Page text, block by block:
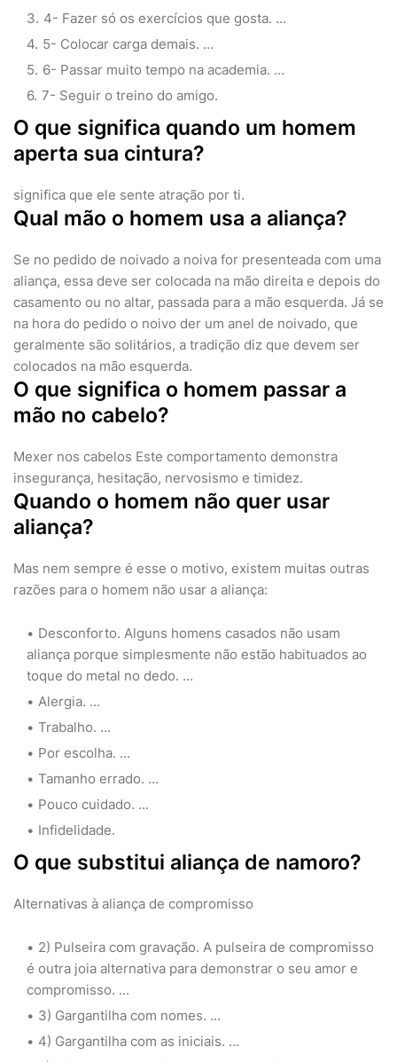
4- Fazer só os exercícios que gosta. ...
5- Colocar carga demais. ...
6- Passar muito tempo na academia. ...
7- Seguir o treino do amigo.
O que significa quando um homem
aperta sua cintura?
significa que ele sente atração por ti.
Qual mão o homem usa a aliança?
Se no pedido de noivado a noiva for presenteada com uma
aliança, essa deve ser colocada na mão direita e depois do
casamento ou no altar, passada para a mão esquerda. Já se
na hora do pedido o noivo der um anel de noivado, que
geralmente são solitários, a tradição diz que devem ser
colocados na mão esquerda.
O que significa o homem passar a
mão no cabelo?
Mexer nos cabelos Este comportamento demonstra
insegurança, hesitação, nervosismo e timidez.
Quando o homem não quer usar
aliança?
Mas nem sempre é esse o motivo, existem muitas outras
razões para o homem não usar a aliança:
Desconforto. Alguns homens casados não usam
aliança porque simplesmente não estão habituados ao
toque do metal no dedo. ...
Alergia. ...
Trabalho. ...
Por escolha. ...
Tamanho errado. ...
Pouco cuidado. ...
Infidelidade.
O que substitui aliança de namoro?
Alternativas à aliança de compromisso
2) Pulseira com gravação. A pulseira de compromisso
é outra joia alternativa para demonstrar o seu amor e
compromisso. ...
3) Gargantilha com nomes. ...
4) Gargantilha com as iniciais. ...